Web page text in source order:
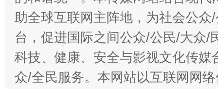
助全球互联网主阵地，为社会公
台，促进国际之间公众/公民/大众/
科技、健康、安全与影视文化传
众/全民服务。本网站以互联网网